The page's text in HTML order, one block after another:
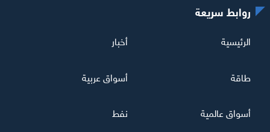
روابط سريعة
الرئيسية أخبار
طاقة أسواق عربية
أسواق عالمية نفط